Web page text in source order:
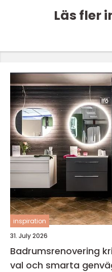
Läs fler
inspiration
31. July 2026
Badrumsrenovering
val och smarta